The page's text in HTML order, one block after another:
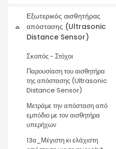
Σύμπτυξη
Εξωτερικός αισθητήρας
απόστασης (Ultrasonic
Distance Sensor)
Σκοπός - Στόχοι
Παρουσίαση του αισθητήρα
της απόστασης (Ultrasonic
Distance Sensor)
Μετράμε την απόσταση από
εμπόδιο με τον αισθητήρα
υπερήχων
13α_Μέγιστη κι ελάχιστη